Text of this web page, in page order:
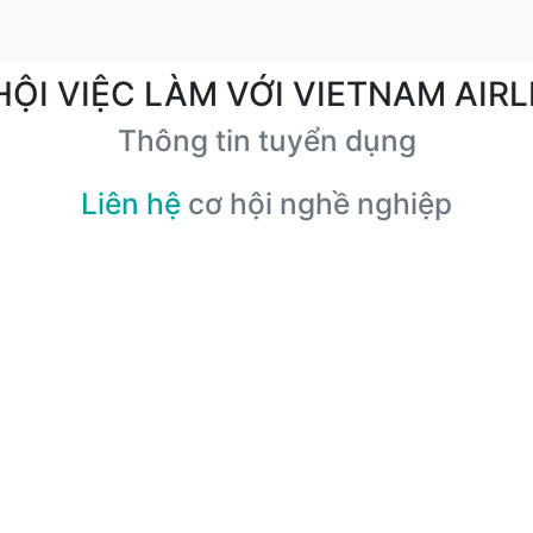
VIỆC LÀM VỚI VIETNAM
Thông tin tuyển dụng
Liên hệ cơ hội nghề nghiệp